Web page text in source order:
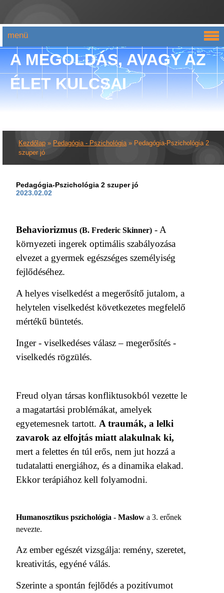
A MEGOLDÁS, AVAGY AZ
ÉLET KULCSAI
Kezdőlap » Pedagógia - Pszichológia» Pedagógia-Pszichológia 2
szuper jó
Pedagógia-Pszichológia 2 szuper jó
2023.02.02
Behaviorizmus (B. Frederic Skinner) - A
környezeti ingerek optimális szabályozása
elvezet a gyermek egészséges személyiség
fejlődéséhez.
A helyes viselkedést a megerősítő jutalom, a
helytelen viselkedést következetes megfelelő
mértékű büntetés.
Inger - viselkedéses válasz – megerősítés -
viselkedés rögzülés.
Freud olyan társas konfliktusokból vezette le
a magatartási problémákat, amelyek
egyetemesnek tartott. A traumák, a lelki
zavarok az elfojtás miatt alakulnak ki,
mert a felettes én túl erős, nem jut hozzá a
tudatalatti energiához, és a dinamika elakad.
Ekkor terápiához kell folyamodni.
Humanosztikus pszichológia - Maslow a 3. erőnek
nevezte.
Az ember egészét vizsgálja: remény, szeretet,
kreativitás, egyéné válás.
Szerinte a spontán fejlődés a pozitívumot
menü